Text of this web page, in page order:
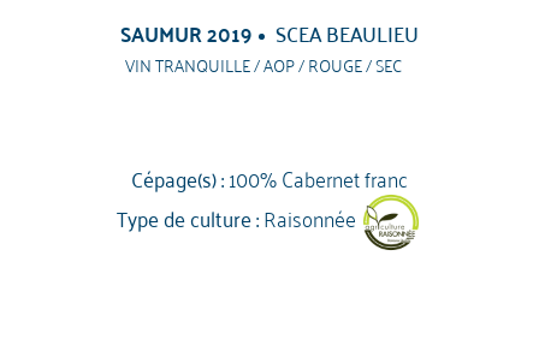
SAUMUR 2019 SCEA BEAULIEU
VIN TRANQUILLE / AOP / ROUGE / SEC
Cépage(s) :100% Cabernet franc
Type de culture :Raisonnée